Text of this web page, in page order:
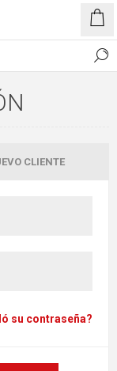
CLIENTE
su contraseña?